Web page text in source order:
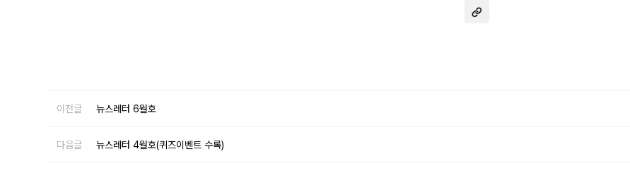
이전글 뉴스레터 6월호
다음글 뉴스레터 4월호(퀴즈이벤트 수록)